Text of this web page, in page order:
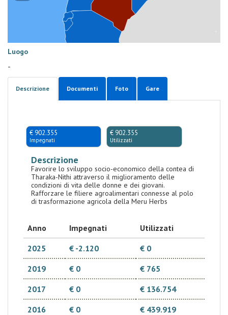
Luogo
-
Descrizione Documenti Foto Gare
€ 902.355
Impegnati
€ 902.355
Utilizzati
Descrizione
Favorire lo sviluppo socio-economico della contea di
Tharaka-Nithi attraverso il miglioramento delle
condizioni di vita delle donne e dei giovani.
Rafforzare le filiere agroalimentari connesse al polo
di trasformazione agricola della Meru Herbs
Anno Impegnati
Utilizzati
2025
€ -2.120
€ 0
2019
€ 0
€ 765
2017
€ 0
€ 136.754
2016
€ 0
€ 439.919